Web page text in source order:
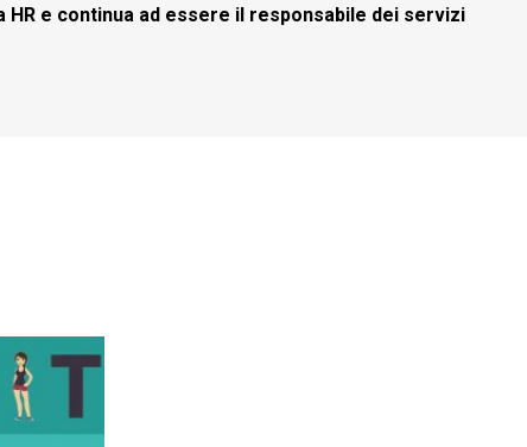
HR e continua ad essere il responsabile dei servizi